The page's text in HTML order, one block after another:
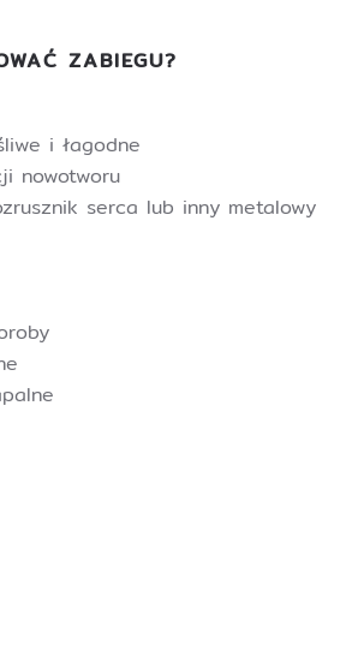
ZABIEGU?
i łagodne
nowotworu
serca lub inny metalowy